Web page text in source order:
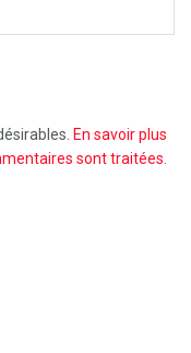
En savoir plus
sont traitées.